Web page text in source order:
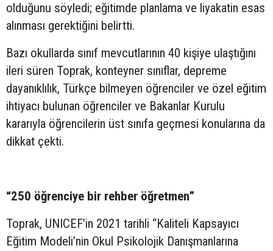
olduğunu söyledi; eğitimde planlama ve liyakatin esas
alınması gerektiğini belirtti.
Bazı okullarda sınıf mevcutlarının 40 kişiye ulaştığını
ileri süren Toprak, konteyner sınıflar, depreme
dayanıklılık, Türkçe bilmeyen öğrenciler ve özel eğitim
ihtiyacı bulunan öğrenciler ve Bakanlar Kurulu
kararıyla öğrencilerin üst sınıfa geçmesi konularına da
dikkat çekti.
“250 öğrenciye bir rehber öğretmen”
Toprak, UNICEF’in 2021 tarihli “Kaliteli Kapsayıcı
Eğitim Modeli’nin Okul Psikolojik Danışmanlarına